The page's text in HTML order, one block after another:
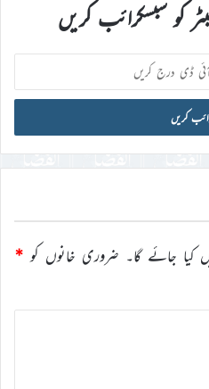
کو سبسکرائب کریں
کیا جائے گا۔ ضروری خانوں کو *